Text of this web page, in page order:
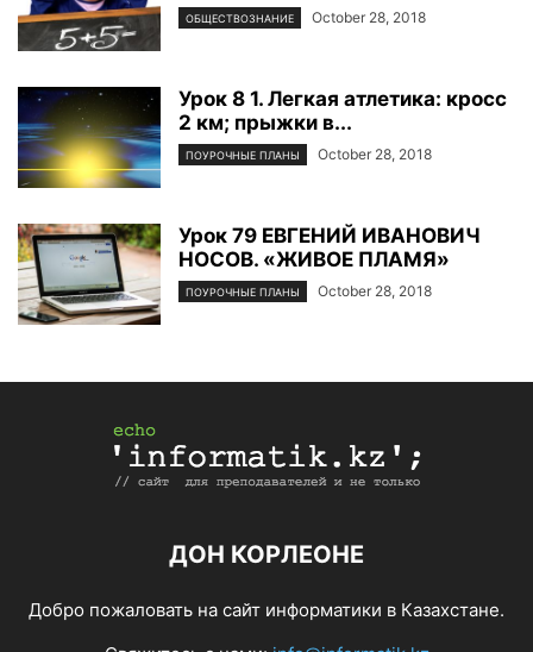
ОБЩЕСТВОЗНАНИЕ October 28, 2018
Урок 8 1. Легкая атлетика: кросс
2 км; прыжки в...
ПОУРОЧНЫЕ ПЛАНЫ October 28, 2018
Урок 79 ЕВГЕНИЙ ИВАНОВИЧ
НОСОВ. «ЖИВОЕ ПЛАМЯ»
ПОУРОЧНЫЕ ПЛАНЫ October 28, 2018
ДОН КОРЛЕОНЕ
Добро пожаловать на сайт информатики в Казахстане.